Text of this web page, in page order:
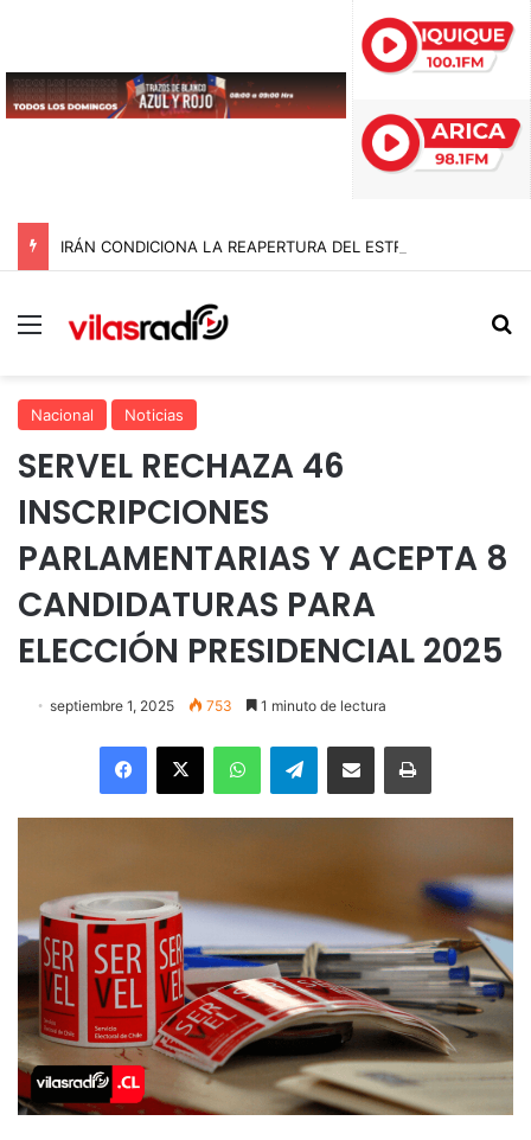
Menú
Nacional Noticias
SERVEL RECHAZA 46
INSCRIPCIONES
PARLAMENTARIAS Y ACEPTA 8
CANDIDATURAS PARA
ELECCIÓN PRESIDENCIAL 2025
septiembre 1, 2025 753 1 minuto de lectura
Facebook
X WhatsAppTelegramEnviar vía email Imprimir